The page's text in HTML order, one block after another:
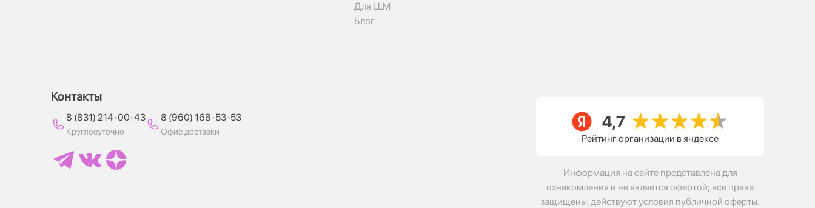
Для LLM
Блог
Контакты
8 (831) 214-00-43
Круглосуточно
8 (960) 168-53-53
Офис доставки
Рейтинг организации в яндексе
Информация на сайте представлена для
ознакомления и не является офертой; все права
защищены, действуют условия публичной оферты.